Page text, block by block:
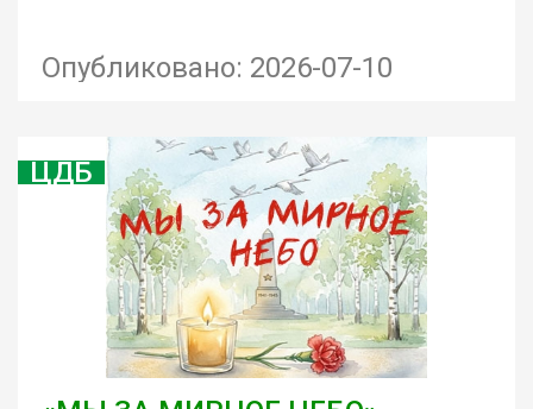
Опубликовано: 2026-07-10
ЦДБ